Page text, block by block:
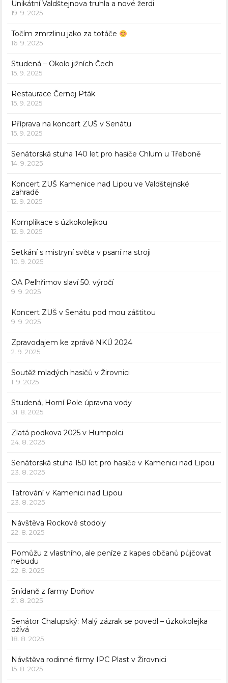
Unikátní Valdštejnova truhla a nové žerdi
19. 9. 2025
Točím zmrzlinu jako za totáče
16. 9. 2025
Studená – Okolo jižních Čech
15. 9. 2025
Restaurace Černej Pták
15. 9. 2025
Příprava na koncert ZUŠ v Senátu
15. 9. 2025
Senátorská stuha 140 let pro hasiče Chlum u Třeboně
14. 9. 2025
Koncert ZUŠ Kamenice nad Lipou ve Valdštejnské
zahradě
12. 9. 2025
Komplikace s úzkokolejkou
12. 9. 2025
Setkání s mistryní světa v psaní na stroji
10. 9. 2025
OA Pelhřimov slaví 50. výročí
9. 9. 2025
Koncert ZUŠ v Senátu pod mou záštitou
9. 9. 2025
Zpravodajem ke zprávě NKÚ 2024
2. 9. 2025
Soutěž mladých hasičů v Žirovnici
1. 9. 2025
Studená, Horní Pole úpravna vody
31. 8. 2025
Zlatá podkova 2025 v Humpolci
24. 8. 2025
Senátorská stuha 150 let pro hasiče v Kamenici nad Lipou
23. 8. 2025
Tatrování v Kamenici nad Lipou
23. 8. 2025
Návštěva Rockové stodoly
22. 8. 2025
Pomůžu z vlastního, ale peníze z kapes občanů půjčovat
nebudu
22. 8. 2025
Snídaně z farmy Doňov
21. 8. 2025
Senátor Chalupský: Malý zázrak se povedl – úzkokolejka
ožívá
18. 8. 2025
Návštěva rodinné firmy IPC Plast v Žirovnici
15. 8. 2025